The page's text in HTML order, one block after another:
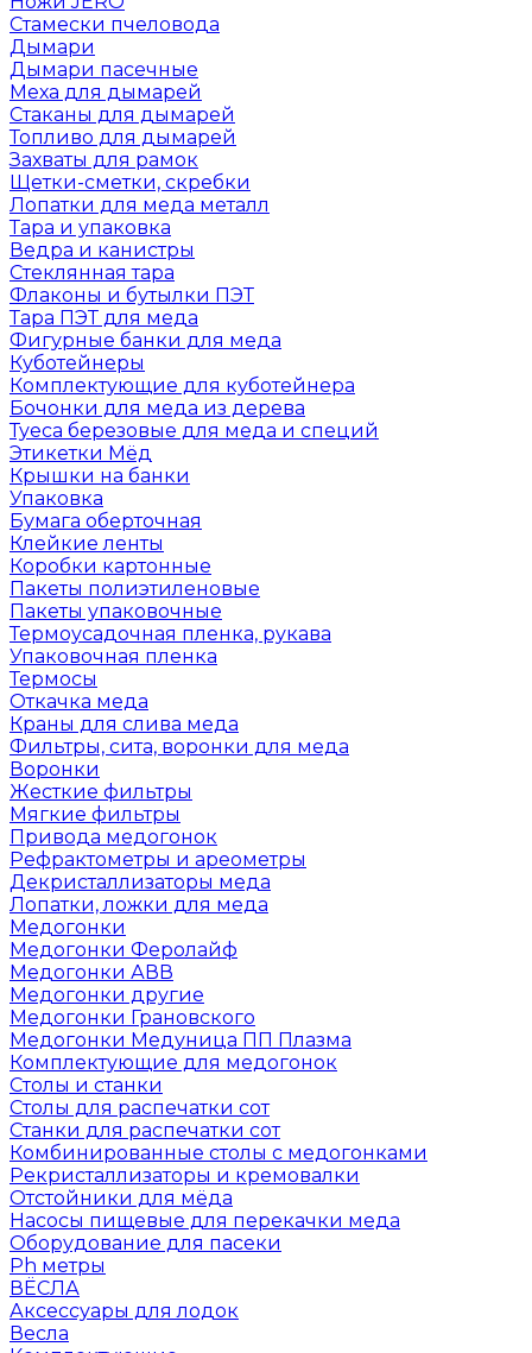
Стамески пчеловода
Дымари
Дымари пасечные
Меха для дымарей
Стаканы для дымарей
Топливо для дымарей
Захваты для рамок
Щетки-сметки, скребки
Лопатки для меда металл
Тара и упаковка
Ведра и канистры
Стеклянная тара
Флаконы и бутылки ПЭТ
Тара ПЭТ для меда
Фигурные банки для меда
Куботейнеры
Комплектующие для куботейнера
Бочонки для меда из дерева
Туеса березовые для меда и специй
Этикетки Мёд
Крышки на банки
Упаковка
Бумага оберточная
Клейкие ленты
Коробки картонные
Пакеты полиэтиленовые
Пакеты упаковочные
Термоусадочная пленка, рукава
Упаковочная пленка
Термосы
Откачка меда
Краны для слива меда
Фильтры, сита, воронки для меда
Воронки
Жесткие фильтры
Мягкие фильтры
Привода медогонок
Рефрактометры и ареометры
Декристаллизаторы меда
Лопатки, ложки для меда
Медогонки
Медогонки Феролайф
Медогонки АВВ
Медогонки другие
Медогонки Грановского
Медогонки Медуница ПП Плазма
Комплектующие для медогонок
Столы и станки
Столы для распечатки сот
Станки для распечатки сот
Комбинированные столы с медогонками
Рекристаллизаторы и кремовалки
Отстойники для мёда
Насосы пищевые для перекачки меда
Оборудование для пасеки
Ph метры
ВЁСЛА
Аксессуары для лодок
Весла